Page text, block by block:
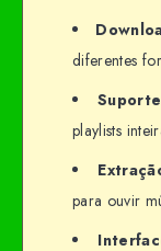
diferentes
playlists
para ouvir